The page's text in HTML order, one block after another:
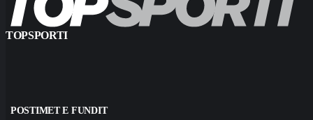
TOPSPORTI
POSTIMET E FUNDIT